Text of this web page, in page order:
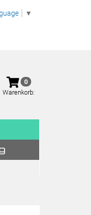
▼
Warenkorb
aufklappen
0
Warenkorb: